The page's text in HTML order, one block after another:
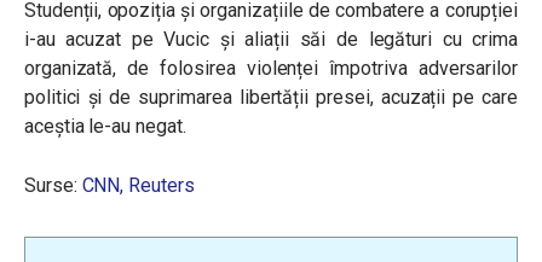
Studenții, opoziția și organizațiile de combatere a corupției
i-au acuzat pe Vucic și aliații săi de legături cu crima
organizată, de folosirea violenței împotriva adversarilor
politici și de suprimarea libertății presei, acuzații pe care
aceștia le-au negat.
Surse: CNN, Reuters